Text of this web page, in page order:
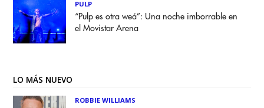
PULP
“Pulp es otra weá”: Una noche imborrable en
el Movistar Arena
LO MÁS NUEVO
ROBBIE WILLIAMS